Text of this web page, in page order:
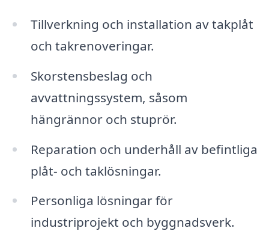
Tillverkning och installation av takplåt
och takrenoveringar.
Skorstensbeslag och
avvattningssystem, såsom
hängrännor och stuprör.
Reparation och underhåll av befintliga
plåt- och taklösningar.
Personliga lösningar för
industriprojekt och byggnadsverk.